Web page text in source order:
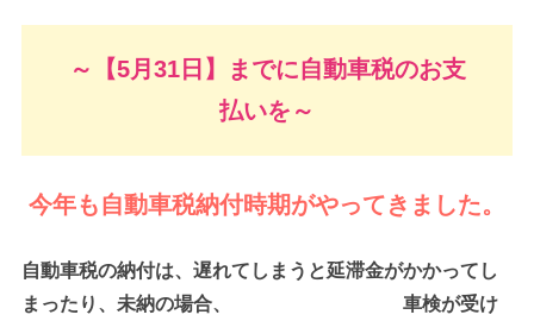
～【5月31日】までに自動車税のお支
払いを～
今年も自動車税納付時期がやってきました。
自動車税の納付は、遅れてしまうと延滞金がかかってし
まったり、未納の場合、 車検が受け